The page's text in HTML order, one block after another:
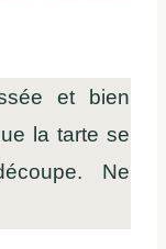
et bien
la tarte se
Ne